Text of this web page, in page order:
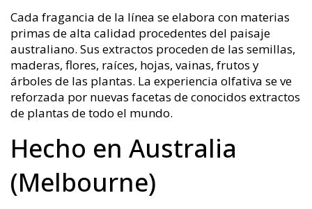
Cada fragancia de la línea se elabora con materias
primas de alta calidad procedentes del paisaje
australiano. Sus extractos proceden de las semillas,
maderas, flores, raíces, hojas, vainas, frutos y
árboles de las plantas. La experiencia olfativa se ve
reforzada por nuevas facetas de conocidos extractos
de plantas de todo el mundo.
Hecho en Australia
(Melbourne)